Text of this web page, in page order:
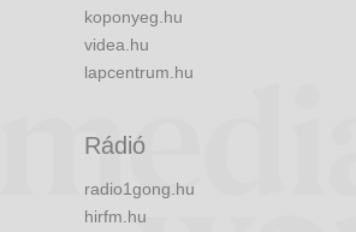
koponyeg.hu
videa.hu
lapcentrum.hu
Rádió
radio1gong.hu
hirfm.hu